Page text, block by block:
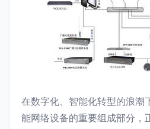
在数字化、智能化转型的浪潮
能网络设备的重要组成部分，